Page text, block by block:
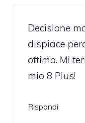
Decisione
dispiace
ottimo. Mi
mio 8 Plus!
Rispondi